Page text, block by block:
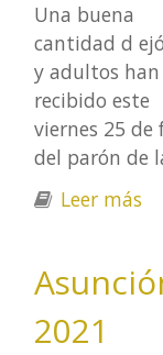
Una buena
cantidad d
y adultos han
recibido este
viernes 25
del parón de
Leer más
2021